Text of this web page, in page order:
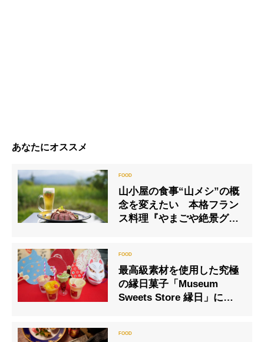
あなたにオススメ
山小屋の食事“山メシ”の概
念を変えたい 本格フラン
ス料理『やまごや絶景グル
最⾼級素材を使⽤した究極
の縁⽇菓⼦「Museum
Sweets Store 縁⽇」にて